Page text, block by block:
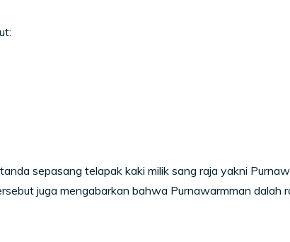
sepasang telapak kaki milik sang raja yakni
juga mengabarkan bahwa Purnawarmman dalah